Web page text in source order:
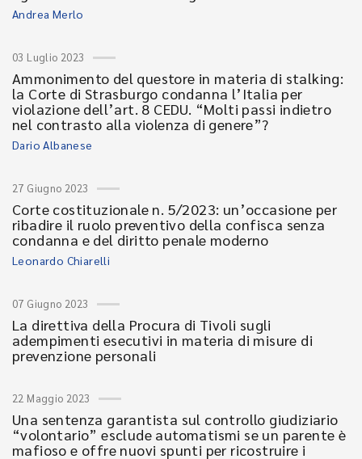
Andrea Merlo
03 Luglio 2023
Ammonimento del questore in materia di stalking:
la Corte di Strasburgo condanna l’Italia per
violazione dell’art. 8 CEDU. “Molti passi indietro
nel contrasto alla violenza di genere”?
Dario Albanese
27 Giugno 2023
Corte costituzionale n. 5/2023: un’occasione per
ribadire il ruolo preventivo della confisca senza
condanna e del diritto penale moderno
Leonardo Chiarelli
07 Giugno 2023
La direttiva della Procura di Tivoli sugli
adempimenti esecutivi in materia di misure di
prevenzione personali
22 Maggio 2023
Una sentenza garantista sul controllo giudiziario
“volontario” esclude automatismi se un parente è
mafioso e offre nuovi spunti per ricostruire i